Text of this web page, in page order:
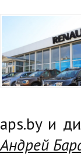
aps.by и
Андрей